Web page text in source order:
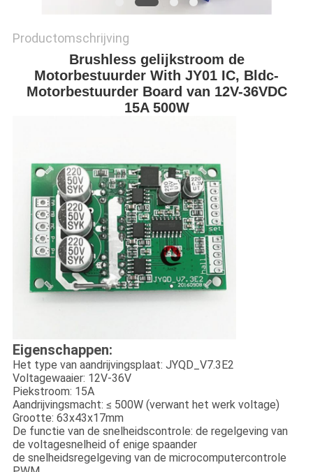
Productomschrijving
Brushless gelijkstroom de
Motorbestuurder With JY01 IC, Bldc-
Motorbestuurder Board van 12V-36VDC
15A 500W
Eigenschappen:
Het type van aandrijvingsplaat: JYQD_V7.3E2
Voltagewaaier: 12V-36V
Piekstroom: 15A
Aandrijvingsmacht: ≤ 500W (verwant het werk voltage)
Grootte: 63x43x17mm
De functie van de snelheidscontrole: de regelgeving van
de voltagesnelheid of enige spaander
de snelheidsregelgeving van de microcomputercontrole